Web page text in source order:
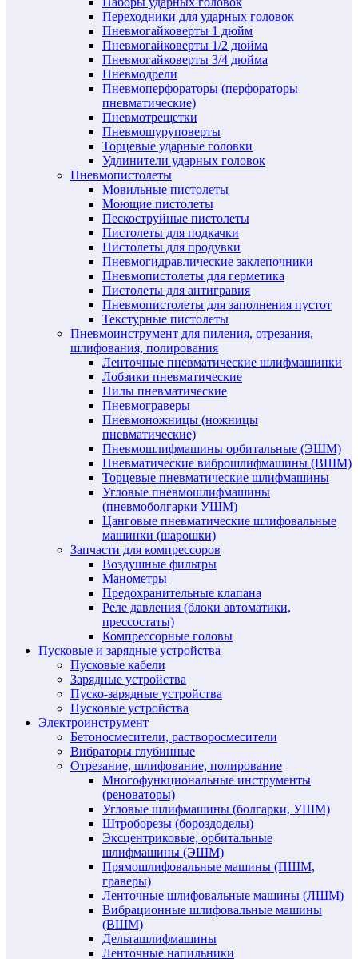
Переходники для ударных головок
Пневмогайковерты 1 дюйм
Пневмогайковерты 1/2 дюйма
Пневмогайковерты 3/4 дюйма
Пневмодрели
Пневмоперфораторы (перфораторы
пневматические)
Пневмотрещетки
Пневмошуруповерты
Торцевые ударные головки
Удлинители ударных головок
Пневмопистолеты
Мовильные пистолеты
Моющие пистолеты
Пескоструйные пистолеты
Пистолеты для подкачки
Пистолеты для продувки
Пневмогидравлические заклепочники
Пневмопистолеты для герметика
Пистолеты для антигравия
Пневмопистолеты для заполнения пустот
Текстурные пистолеты
Пневмоинструмент для пиления, отрезания,
шлифования, полирования
Ленточные пневматические шлифмашинки
Лобзики пневматические
Пилы пневматические
Пневмограверы
Пневмоножницы (ножницы
пневматические)
Пневмошлифмашины орбитальные (ЭШМ)
Пневматические виброшлифмашины (ВШМ)
Торцевые пневматические шлифмашины
Угловые пневмошлифмашины
(пневмоболгарки УШМ)
Цанговые пневматические шлифовальные
машинки (шарошки)
Запчасти для компрессоров
Воздушные фильтры
Манометры
Предохранительные клапана
Реле давления (блоки автоматики,
прессостаты)
Компрессорные головы
Пусковые и зарядные устройства
Пусковые кабели
Зарядные устройства
Пуско-зарядные устройства
Пусковые устройства
Электроинструмент
Бетоносмесители, растворосмесители
Вибраторы глубинные
Отрезание, шлифование, полирование
Многофункциональные инструменты
(реноваторы)
Угловые шлифмашины (болгарки, УШМ)
Штроборезы (бороздоделы)
Эксцентриковые, орбитальные
шлифмашины (ЭШМ)
Прямошлифовальные машины (ПШМ,
граверы)
Ленточные шлифовальные машины (ЛШМ)
Вибрационные шлифовальные машины
(ВШМ)
Дельташлифмашины
Ленточные напильники